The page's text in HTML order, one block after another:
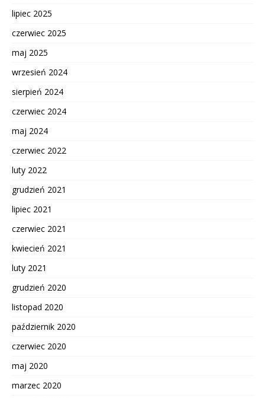
lipiec 2025
czerwiec 2025
maj 2025
wrzesień 2024
sierpień 2024
czerwiec 2024
maj 2024
czerwiec 2022
luty 2022
grudzień 2021
lipiec 2021
czerwiec 2021
kwiecień 2021
luty 2021
grudzień 2020
listopad 2020
październik 2020
czerwiec 2020
maj 2020
marzec 2020